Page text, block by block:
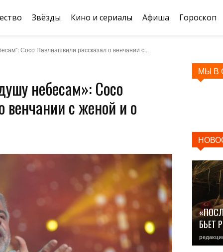
Звёзды Кино и сериалы Афиша Гороскоп
Сосо Павлиашвили рассказал о венчании с...
небесам»: Сосо
с женой и о
МЫ В
БЬЕТ